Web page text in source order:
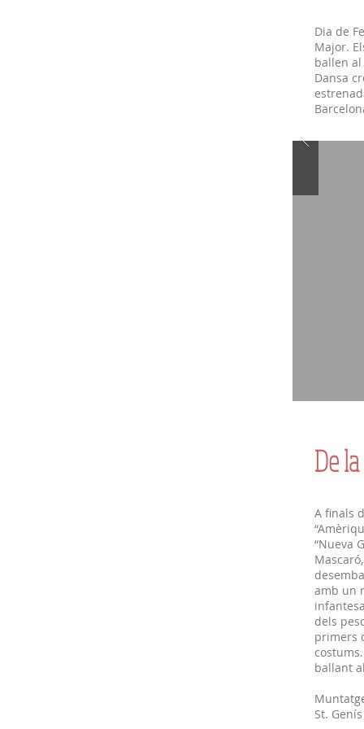
Dia de
Major.
ballen al
Dansa
De
A finals
“Nueva
amb un
dels
primers
ballant
St.